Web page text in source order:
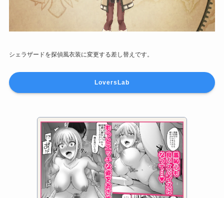
シェラザードを探偵風衣装に変更する差し替えです。
LoversLab